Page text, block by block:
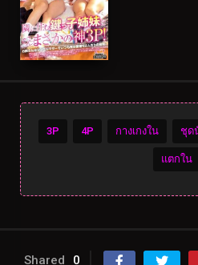
3P 4P กางเกงใน ชุด
แตกใน
Shared 0